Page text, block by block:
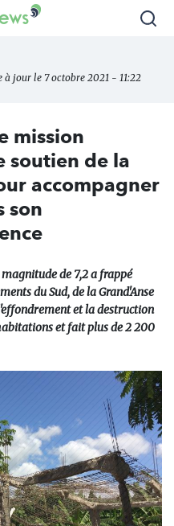
jour le 7 octobre 2021 - 11:22
mission
soutien de la
accompagner
son
de 7,2 a frappé
du Sud, de la Grand'Anse
et la destruction
et fait plus de 2 200